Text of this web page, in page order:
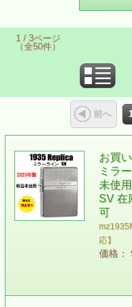
1 / 3ページ
（全50件）
前へ
お買
ミラ
未使
SV 在
可
応】
価格：